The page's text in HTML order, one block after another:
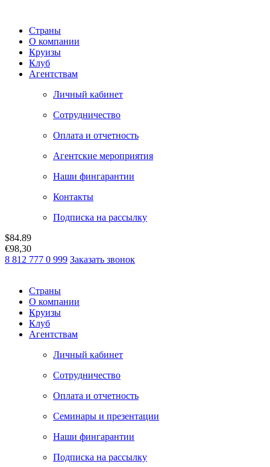
Страны
О компании
Круизы
Клуб
Агентствам
Личный кабинет
Сотрудничество
Оплата и отчетность
Агентские мероприятия
Наши фингарантии
Контакты
Подписка на рассылку
$84.89
€98,30
8 812 777 0 999 Заказать звонок
Страны
О компании
Круизы
Клуб
Агентствам
Личный кабинет
Сотрудничество
Оплата и отчетность
Семинары и презентации
Наши фингарантии
Подписка на рассылку